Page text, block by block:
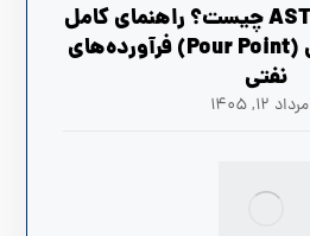
استاندارد ASTM D97 چیست؟ راهنمای کامل
آزمون نقطه ریزش (Pour Point) فرآورده‌های
نفتی
مرداد ۱۲, ۱۴۰۵